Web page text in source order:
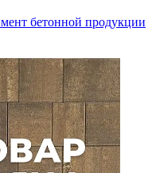
бетонной продукции